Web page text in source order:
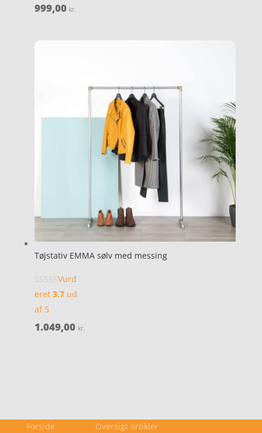
999,00 kr.
Tøjstativ EMMA sølv med messing
Vurd
eret 3.7ud
af 5
1.049,00 kr.
Forside
Oversigt artikler